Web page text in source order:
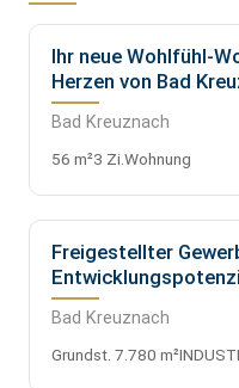
VERKAUFT
Ihr neue Wohlfühl-
Herzen von Bad
Bad Kreuznach
56 m²3 Zi.Wohnung
VERKAUFT
Freigestellter
Bad Kreuznach
Grundst. 7.780 m²